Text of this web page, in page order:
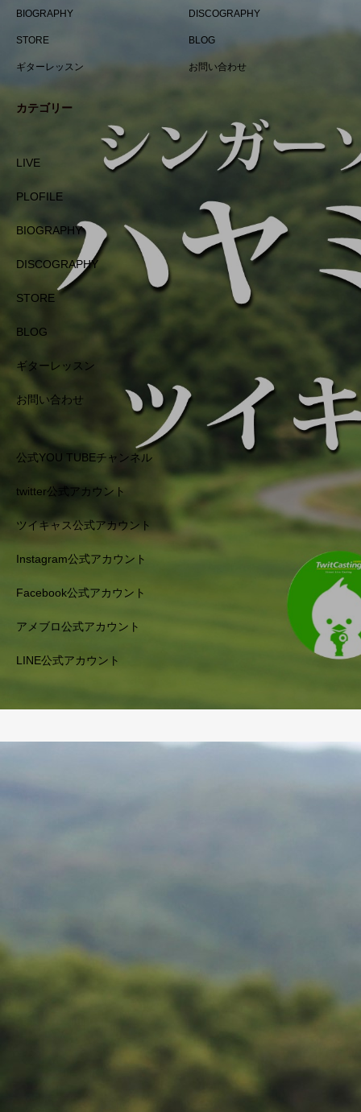
BIOGRAPHY DISCOGRAPHY
STORE BLOG
ギターレッスン お問い合わせ
カテゴリー
LIVE
PLOFILE
BIOGRAPHY
DISCOGRAPHY
STORE
BLOG
ギターレッスン
お問い合わせ
公式YOU TUBEチャンネル
twitter公式アカウント
ツイキャス公式アカウント
Instagram公式アカウント
Facebook公式アカウント
アメブロ公式アカウント
LINE公式アカウント